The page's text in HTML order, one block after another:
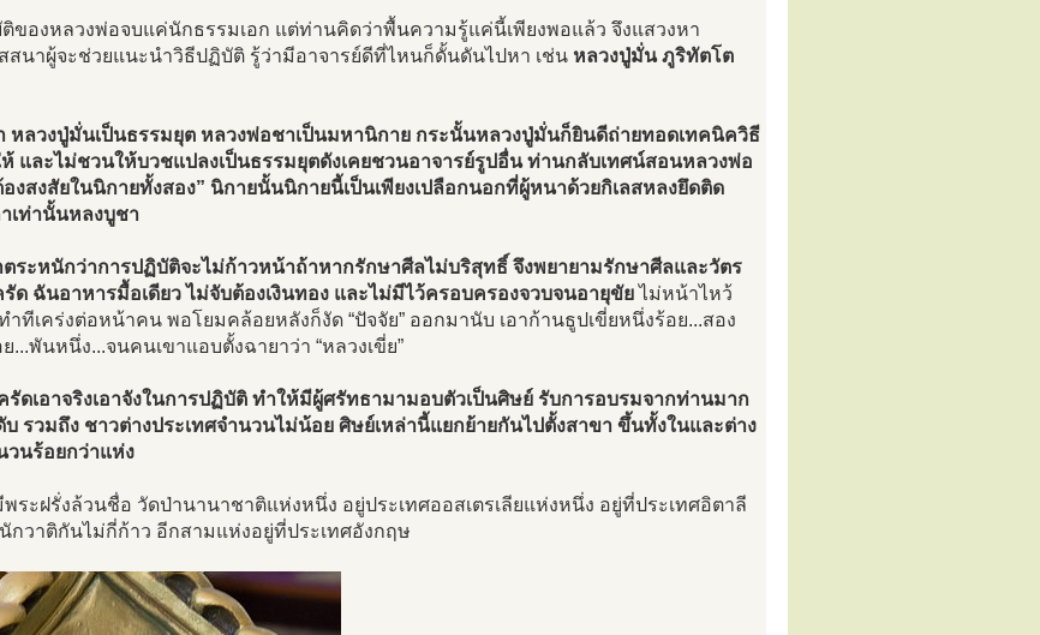
ของหลวงพ่อจบแค่นักธรรมเอก แต่ท่านคิดว่าพื้นความรู้แค่นี้เพียงพอแล้ว จึงแสวงหา
สนาผู้จะช่วยแนะนำวิธีปฏิบัติ รู้ว่ามีอาจารย์ดีที่ไหนก็ดั้นดันไปหา เช่น หลวงปู่มั่น ภูริทัตโต
หลวงปู่มั่นเป็นธรรมยุต หลวงพ่อชาเป็นมหานิกาย กระนั้นหลวงปู่มั่นก็ยินดีถ่ายทอดเทคนิควิธี
และไม่ชวนให้บวชแปลงเป็นธรรมยุตดังเคยชวนอาจารย์รูปอื่น ท่านกลับเทศน์สอนหลวงพ่อ
องสงสัยในนิกายทั้งสอง” นิกายนั้นนิกายนี้เป็นเพียงเปลือกนอกที่ผู้หนาด้วยกิเลสหลงยึดติด
เท่านั้นหลงบูชา
ระหนักว่าการปฏิบัติจะไม่ก้าวหน้าถ้าหากรักษาศีลไม่บริสุทธิ์ จึงพยายามรักษาศีลและวัตร
รัด ฉันอาหารมื้อเดียว ไม่จับต้องเงินทอง และไม่มีไว้ครอบครองจวบจนอายุขัยไม่หน้าไหว้
ทีเคร่งต่อหน้าคน พอโยมคล้อยหลังก็งัด “ปัจจัย” ออกมานับ เอาก้านธูปเขี่ยหนึ่งร้อย...สอง
...พันหนึ่ง...จนคนเขาแอบตั้งฉายาว่า “หลวงเขี่ย”
รัดเอาจริงเอาจังในการปฏิบัติ ทำให้มีผู้ศรัทธามามอบตัวเป็นศิษย์ รับการอบรมจากท่านมาก
รวมถึง ชาวต่างประเทศจำนวนไม่น้อย ศิษย์เหล่านี้แยกย้ายกันไปตั้งสาขา ขึ้นทั้งในและต่าง
วนร้อยกว่าแห่ง
ระฝรั่งล้วนชื่อ วัดป่านานาชาติแห่งหนึ่ง อยู่ประเทศออสเตรเลียแห่งหนึ่ง อยู่ที่ประเทศอิตาลี
กวาติกันไม่กี่ก้าว อีกสามแห่งอยู่ที่ประเทศอังกฤษ